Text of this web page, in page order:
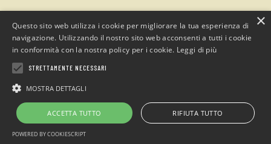
Campeggio“Sotto il Faggio”
loc. San Giacomo Entracque , Cuneo (Italia)
Telefono: +39 0171.1935515 / Cell. +39 349.7305438
Email:info@sottoilfaggio.it
Alpimanie s.n.c - P.IVA 02770870042
×
Questo sito web utilizza i cookie per migliorare la tua esperienza di
navigazione. Utilizzando il nostro sito web acconsenti a tutti i cookie
in conformità con la nostra policy per i cookie. Leggi di più
STRETTAMENTE NECESSARI
MOSTRA DETTAGLI
ACCETTA TUTTO RIFIUTA TUTTO
POWERED BY COOKIESCRIPT